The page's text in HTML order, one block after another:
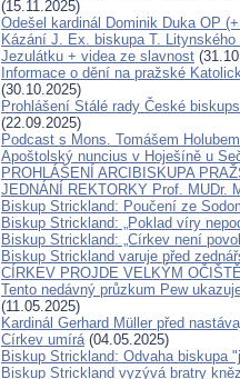
(15.11.2025)
Odešel kardinál Dominik Duka OP
Kázání J. Ex. biskupa T.
Jezulátku + videa ze slavnost
Informace o dění na pražské
(30.10.2025)
Prohlášení Stálé rady České
(22.09.2025)
Podcast s Mons. Tomášem
Apoštolský nuncius v Hoješíně u
PROHLÁŠENÍ ARCIBISKUPA
JEDNÁNÍ REKTORKY Prof. MUDr.
Biskup Strickland: Poučení ze
Biskup Strickland: „Poklad víry
Biskup Strickland: „Církev není
Biskup Strickland varuje před
CÍRKEV PROJDE VELKÝM
Tento nedávný průzkum Pew
(11.05.2025)
Kardinál Gerhard Müller před
Církev umírá(04.05.2025)
Biskup Strickland: Odvaha biskupa
Biskup Strickland vyzývá bratry